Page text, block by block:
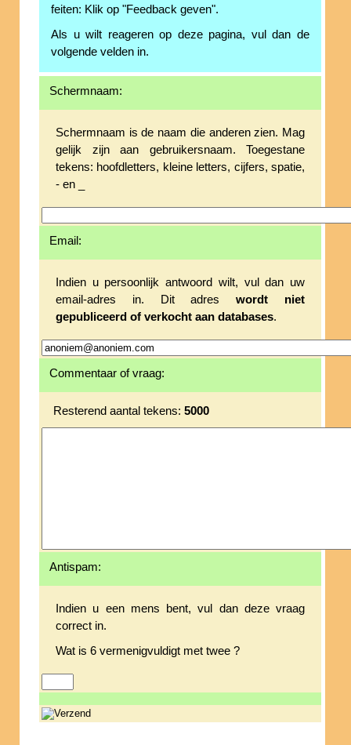
feiten: Klik op "Feedback geven".
Als u wilt reageren op deze pagina, vul dan de
volgende velden in.
Schermnaam:
Schermnaam is de naam die anderen zien. Mag
gelijk zijn aan gebruikersnaam. Toegestane
tekens: hoofdletters, kleine letters, cijfers, spatie,
- en _
Email:
Indien u persoonlijk antwoord wilt, vul dan uw
email-adres in. Dit adreswordt niet
gepubliceerd of verkocht aan databases.
Commentaar of vraag:
Resterend aantal tekens: 5000
Antispam:
Indien u een mens bent, vul dan deze vraag
correct in.
Wat is 6 vermenigvuldigt met twee ?